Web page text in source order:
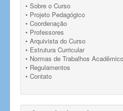
• Sobre o Curso
• Projeto Pedagógico
• Coordenação
• Professores
• Arquivista do Curso
• Estrutura Curricular
• Normas de Trabalhos
• Regulamentos
• Contato